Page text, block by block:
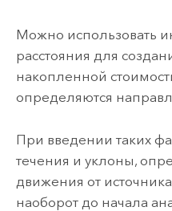
Можно использовать
расстояния для
накопленной
определяются
При введении таких
течения и уклоны,
движения от
наоборот до начала